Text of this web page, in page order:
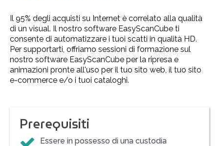
Il 95% degli acquisti su Internet è correlato alla qualità
di un visual. Il nostro software EasyScanCube ti
consente di automatizzare i tuoi scatti in qualità HD.
Per supportarti, offriamo sessioni di formazione sul
nostro software EasyScanCube per la ripresa e
animazioni pronte all'uso per il tuo sito web, il tuo sito
e-commerce e/o i tuoi cataloghi.
Prerequisiti
Essere in possesso di una custodia